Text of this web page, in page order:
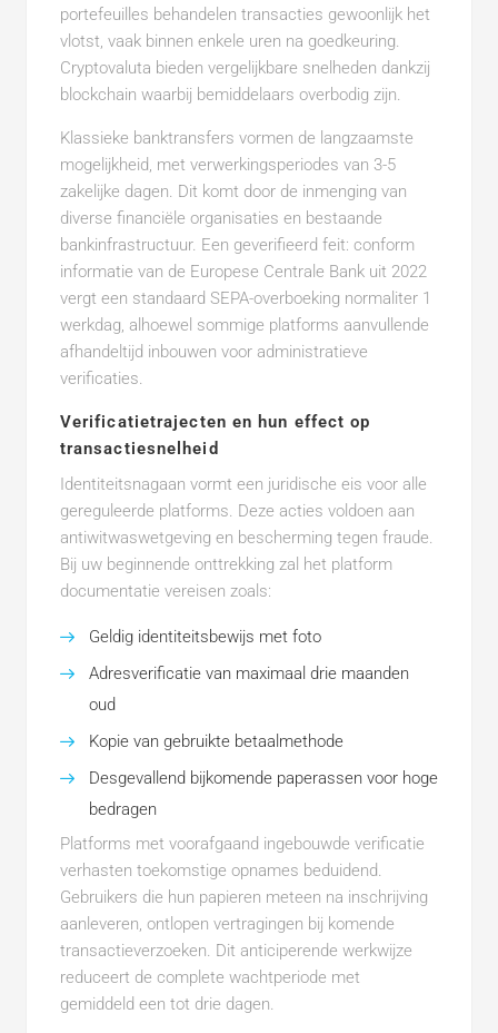
portefeuilles behandelen transacties gewoonlijk het
vlotst, vaak binnen enkele uren na goedkeuring.
Cryptovaluta bieden vergelijkbare snelheden dankzij
blockchain waarbij bemiddelaars overbodig zijn.
Klassieke banktransfers vormen de langzaamste
mogelijkheid, met verwerkingsperiodes van 3-5
zakelijke dagen. Dit komt door de inmenging van
diverse financiële organisaties en bestaande
bankinfrastructuur. Een geverifieerd feit: conform
informatie van de Europese Centrale Bank uit 2022
vergt een standaard SEPA-overboeking normaliter 1
werkdag, alhoewel sommige platforms aanvullende
afhandeltijd inbouwen voor administratieve
verificaties.
Verificatietrajecten en hun effect op
transactiesnelheid
Identiteitsnagaan vormt een juridische eis voor alle
gereguleerde platforms. Deze acties voldoen aan
antiwitwaswetgeving en bescherming tegen fraude.
Bij uw beginnende onttrekking zal het platform
documentatie vereisen zoals:
Geldig identiteitsbewijs met foto
Adresverificatie van maximaal drie maanden
oud
Kopie van gebruikte betaalmethode
Desgevallend bijkomende paperassen voor hoge
bedragen
Platforms met voorafgaand ingebouwde verificatie
verhasten toekomstige opnames beduidend.
Gebruikers die hun papieren meteen na inschrijving
aanleveren, ontlopen vertragingen bij komende
transactieverzoeken. Dit anticiperende werkwijze
reduceert de complete wachtperiode met
gemiddeld een tot drie dagen.